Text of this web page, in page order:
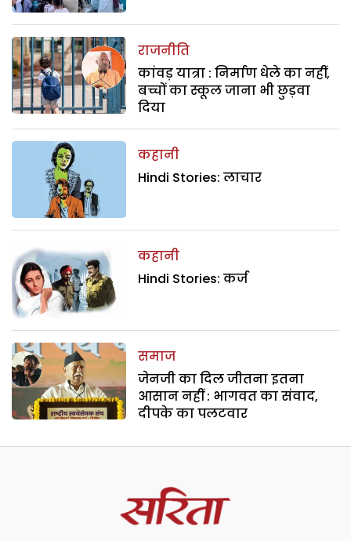
राजनीति
कांवड़ यात्रा : निर्माण धेले का नहीं,
बच्चों का स्कूल जाना भी छुड़वा
दिया
कहानी
Hindi Stories: लाचार
कहानी
Hindi Stories: कर्ज
समाज
जेनजी का दिल जीतना इतना
आसान नहीं : भागवत का संवाद,
दीपके का पलटवार